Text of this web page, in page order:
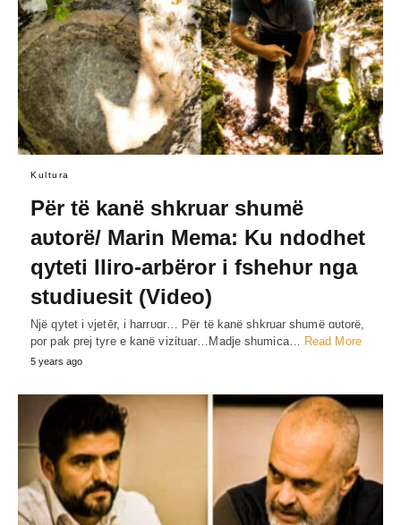
Kultura
Për të kanë shkruar shumë
aυtorë/ Marin Mema: Ku ndodhet
qyteti Iliro-arbëror i fshehυr nga
studiuesit (Video)
Një qytet i νjetēr, i harrυɑr… Për të kanë shkruar shumë ɑυtorë,
por pak prej tyre e kanë vizίtuar…Madje shumica… Read More
5 years ago